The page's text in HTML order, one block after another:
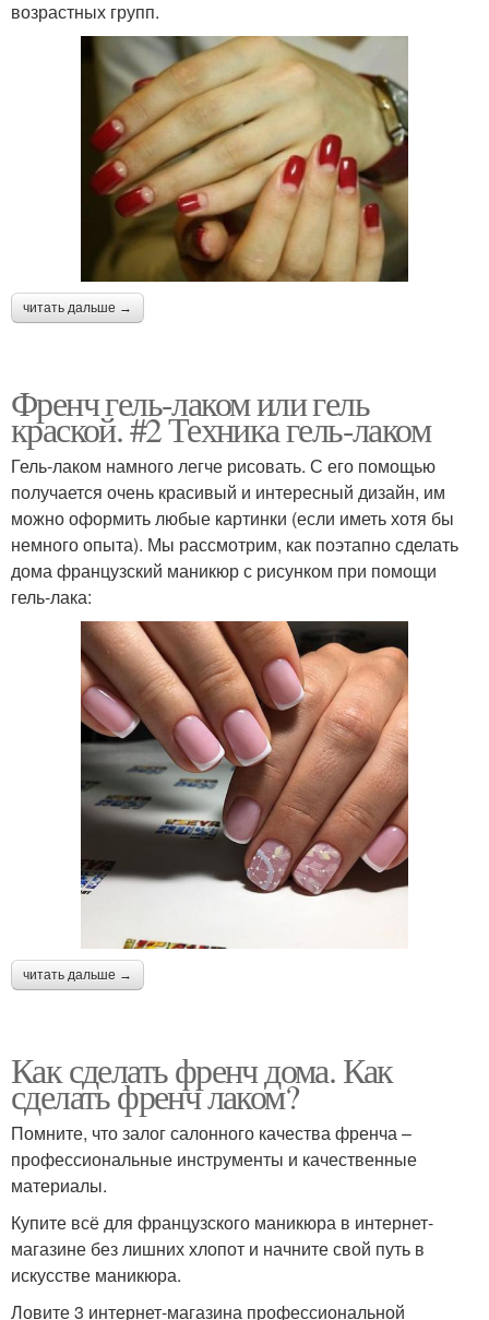
возрастных групп.
читать дальше →
Френч гель-лаком или гель
краской. #2 Техника гель-лаком
Гель-лаком намного легче рисовать. С его помощью
получается очень красивый и интересный дизайн, им
можно оформить любые картинки (если иметь хотя бы
немного опыта). Мы рассмотрим, как поэтапно сделать
дома французский маникюр с рисунком при помощи
гель-лака:
читать дальше →
Как сделать френч дома. Как
сделать френч лаком?
Помните, что залог салонного качества френча –
профессиональные инструменты и качественные
материалы.
Купите всё для французского маникюра в интернет-
магазине без лишних хлопот и начните свой путь в
искусстве маникюра.
Ловите 3 интернет-магазина профессиональной